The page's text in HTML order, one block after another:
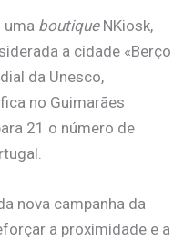
uma boutiqueNKiosk,
a cidade «Berço
da Unesco,
no Guimarães
21 o número de
nova campanha da
a proximidade e a